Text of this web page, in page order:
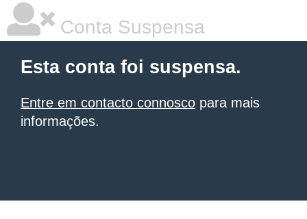
Conta Suspensa
Esta conta foi suspensa.
Entre em contacto connosco para mais
informações.